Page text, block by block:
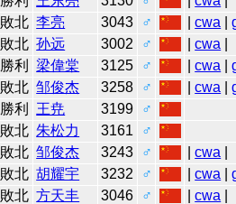
敗北 李亮 3043 ♂ |cwa |
敗北 孙远 3002 ♂ |cwa
勝利 梁偉棠 3125 ♂ |cwa |
敗北 邹俊杰 3258 ♂ |cwa |
勝利 王尭 3199
♂
敗北 朱松力 3161
♂
敗北 邹俊杰 3243 ♂ |cwa
敗北 胡耀宇 3232 ♂ |cwa |
敗北 方天丰 3046 ♂ |cwa